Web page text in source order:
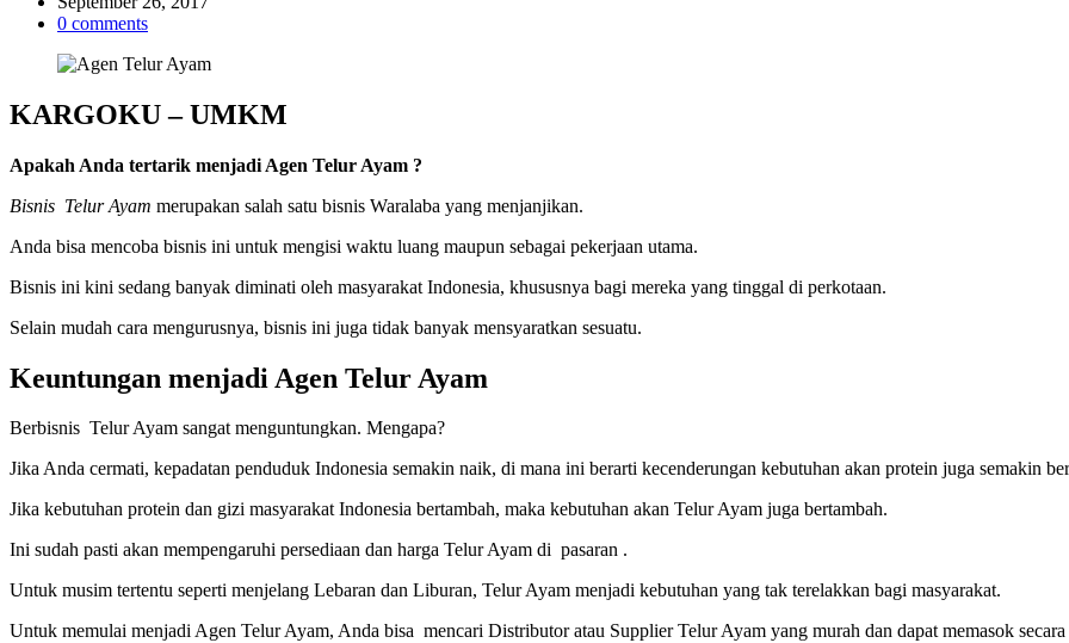
time
0 comments
KARGOKU – UMKM
Apakah Anda tertarik menjadi Agen Telur Ayam ?
Bisnis Telur Ayam merupakan salah satu bisnis Waralaba yang menjanjikan.
Anda bisa mencoba bisnis ini untuk mengisi waktu luang maupun sebagai pekerjaan utama.
Bisnis ini kini sedang banyak diminati oleh masyarakat Indonesia, khususnya bagi mereka yang tinggal di perkotaan.
Selain mudah cara mengurusnya, bisnis ini juga tidak banyak mensyaratkan sesuatu.
Keuntungan menjadi Agen Telur Ayam
Berbisnis Telur Ayam sangat menguntungkan. Mengapa?
Jika Anda cermati, kepadatan penduduk Indonesia semakin naik, di mana ini berarti kecenderungan kebutuhan akan protein juga semakin
Jika kebutuhan protein dan gizi masyarakat Indonesia bertambah, maka kebutuhan akan Telur Ayam juga bertambah.
Ini sudah pasti akan mempengaruhi persediaan dan harga Telur Ayam di pasaran .
Untuk musim tertentu seperti menjelang Lebaran dan Liburan, Telur Ayam menjadi kebutuhan yang tak terelakkan bagi masyarakat.
Untuk memulai menjadi Agen Telur Ayam, Anda bisa mencari Distributor atau Supplier Telur Ayam yang murah dan dapat memasok